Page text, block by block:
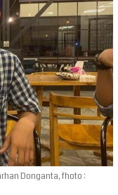
Donganta, fhoto :